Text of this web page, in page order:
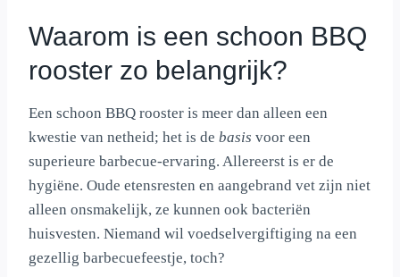
Waarom is een schoon BBQ
rooster zo belangrijk?
Een schoon BBQ rooster is meer dan alleen een
kwestie van netheid; het is de basis voor een
superieure barbecue-ervaring. Allereerst is er de
hygiëne. Oude etensresten en aangebrand vet zijn niet
alleen onsmakelijk, ze kunnen ook bacteriën
huisvesten. Niemand wil voedselvergiftiging na een
gezellig barbecuefeestje, toch?